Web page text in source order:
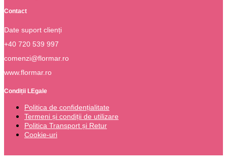
Contact
Date suport clienți
+40 720 539 997
comenzi@flormar.ro
www.flormar.ro
Condiții LEgale
Politica de confidențialitate
Termeni și condiții de utilizare
Politica Transport și Retur
Cookie-uri